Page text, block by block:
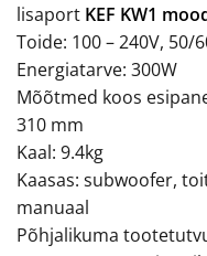
lisaport KEF KW1
Toide: 100 – 240V, 50/
Energiatarve: 300W
Mõõtmed koos
310 mm
Kaal: 9.4kg
Kaasas: subwoofer,
manuaal
Põhjalikuma